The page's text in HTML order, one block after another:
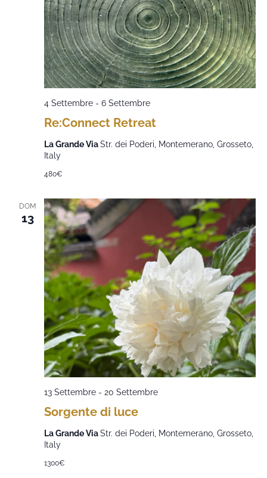
Re:Connect Retreat
4 Settembre- 6 Settembre
La Grande ViaStr. dei Poderi, Montemerano, Grosseto,
Italy
480€
DOM
13
Sorgente di luce
13 Settembre- 20 Settembre
La Grande ViaStr. dei Poderi, Montemerano, Grosseto,
Italy
1300€